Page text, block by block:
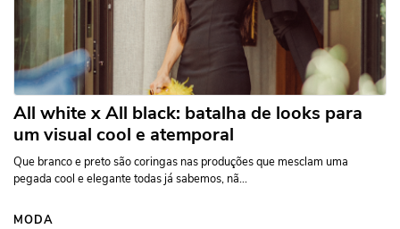
All white x All black: batalha de looks para
um visual cool e atemporal
Que branco e preto são coringas nas produções que mesclam uma
pegada cool e elegante todas já sabemos, nã...
MODA